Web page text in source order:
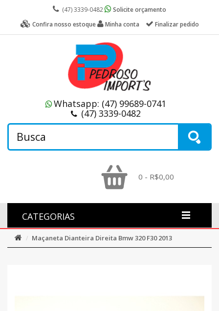
(47) 3339-0482
Solicite orçamento
Confira nosso estoque
Minha conta Finalizar pedido
Whatsapp: (47) 99689-0741
(47) 3339-0482
0 - R$0,00
CATEGORIAS
Maçaneta Dianteira Direita Bmw 320 F30 2013